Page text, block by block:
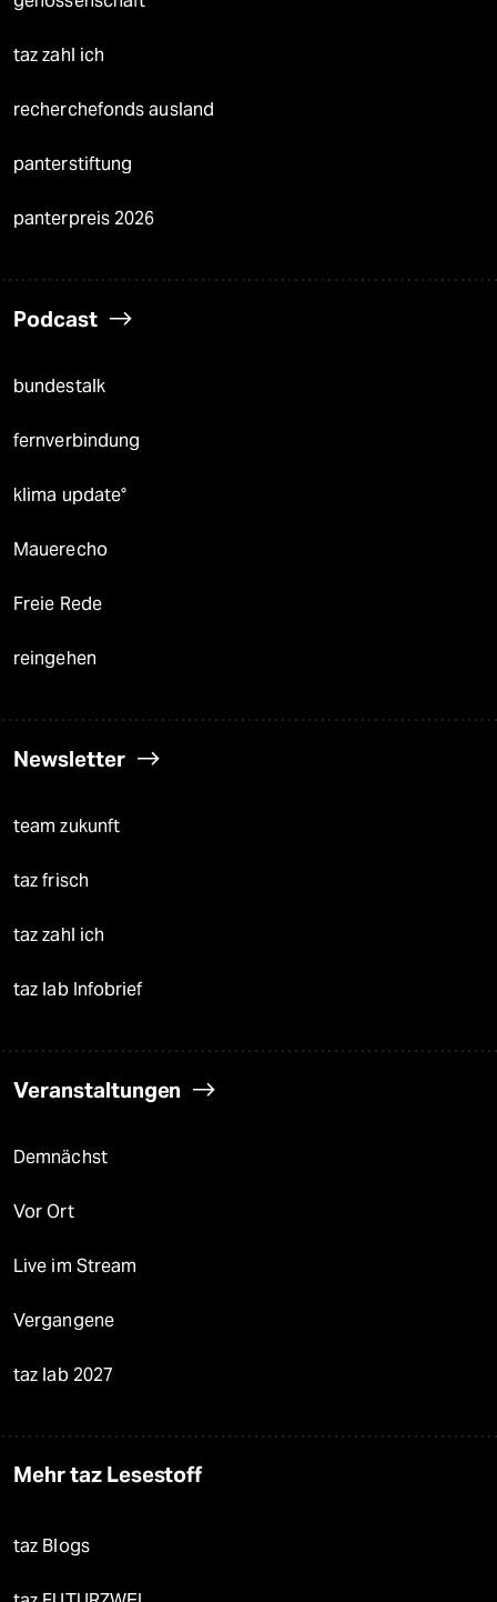
taz zahl ich
recherchefonds ausland
panterstiftung
panterpreis 2026
Podcast
bundestalk
fernverbindung
klima update°
Mauerecho
Freie Rede
reingehen
Newsletter
team zukunft
taz frisch
taz zahl ich
taz lab Infobrief
Veranstaltungen
Demnächst
Vor Ort
Live im Stream
Vergangene
taz lab 2027
Mehr taz Lesestoff
taz Blogs